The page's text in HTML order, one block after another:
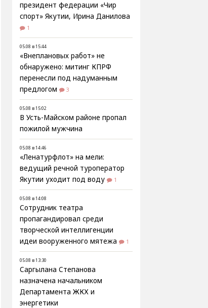
президент федерации «Чир
спорт» Якутии, Ирина Данилова
1
05.08 в 15:44
«Внеплановых работ» не
обнаружено: митинг КПРФ
перенесли под надуманным
предлогом
3
05.08 в 15:02
В Усть-Майском районе пропал
пожилой мужчина
05.08 в 14:46
«Ленатурфлот» на мели:
ведущий речной туроператор
Якутии уходит под воду
1
05.08 в 14:08
Сотрудник театра
пропагандировал среди
творческой интеллигенции
идеи вооруженного мятежа
1
05.08 в 13:30
Саргылана Степанова
назначена начальником
Департамента ЖКХ и
энергетики